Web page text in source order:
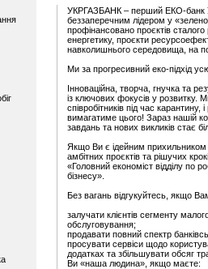
УКРГАЗБАНК – перший ЕКО-банк
беззаперечним лідером у
профінансовано проєктів
енергетику, проєкти
навколишнього середовища, на
Ми за прогресивний еко-підхід
Інноваційна, творча, гнучка та
із ключових фокусів у розвитку.
співробітників під час
вимагатиме цього! Зараз нашій
завдань та нових викликів стає
Якщо Ви є ідейним прихильником
амбітних проєктів та рішучих
«Головний економіст відділу по
бізнесу».
Без вагань відгукуйтесь, якщо
залучати клієнтів сегменту
обслуговування;
продавати повний спектр
просувати сервіси щодо
додатках та збільшувати обсяг
Ви «наша людина», якщо маєте: